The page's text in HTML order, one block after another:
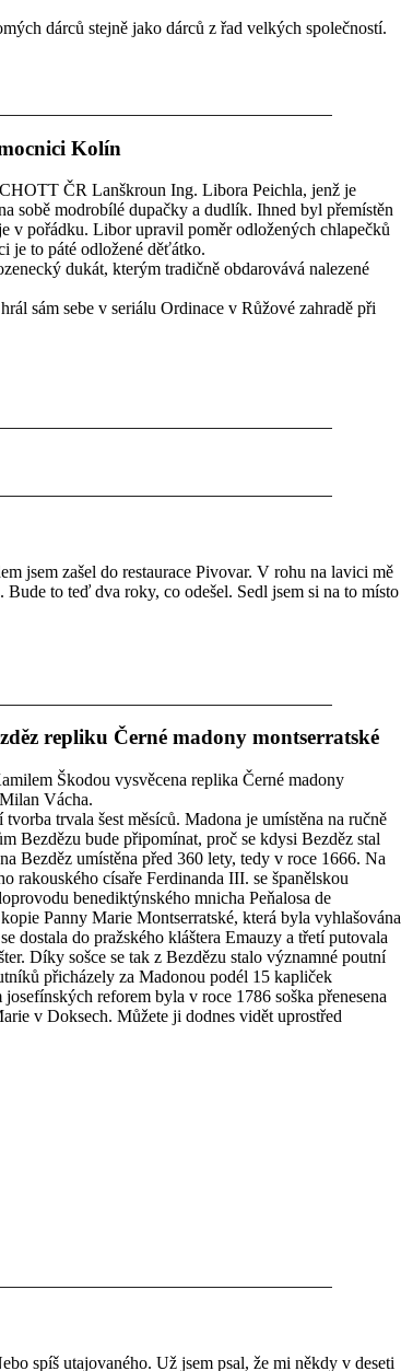
dárců stejně jako dárců z řad velkých společností.
Kolín
ČR Lanškroun Ing. Libora Peichla, jenž je
sobě modrobílé dupačky a dudlík. Ihned byl přemístěn
v pořádku. Libor upravil poměr odložených chlapečků
je to páté odložené děťátko.
dukát, kterým tradičně obdarovává nalezené
sám sebe v seriálu Ordinace v Růžové zahradě při
jsem zašel do restaurace Pivovar. V rohu na lavici mě
to teď dva roky, co odešel. Sedl jsem si na to místo
repliku Černé madony montserratské
Škodou vysvěcena replika Černé madony
Vácha.
trvala šest měsíců. Madona je umístěna na ručně
Bezdězu bude připomínat, proč se kdysi Bezděz stal
Bezděz umístěna před 360 lety, tedy v roce 1666. Na
rakouského císaře Ferdinanda III. se španělskou
benediktýnského mnicha Peňalosa de
Panny Marie Montserratské, která byla vyhlašována
dostala do pražského kláštera Emauzy a třetí putovala
Díky sošce se tak z Bezdězu stalo významné poutní
přicházely za Madonou podél 15 kapliček
reforem byla v roce 1786 soška přenesena
v Doksech. Můžete ji dodnes vidět uprostřed
spíš utajovaného. Už jsem psal, že mi někdy v deseti